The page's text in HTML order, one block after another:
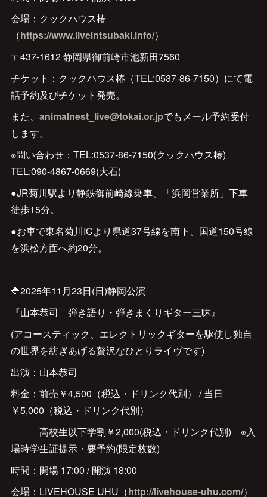
会場：クックハウス椿
（https://www.liveintsubaki.info/）
〒437-1612 静岡県御前崎市池新田7560
チケット：クックハウス椿（TEL:0537-86-7150）にて電
話予約及びチケット発売。
また、 animalnest_live@tokai.or.jpでもメール予約受付
します。
※問い合わせ：TEL:0537-86-7150(クックハウス椿)
TEL:090-4867-0669(大石)
●JR菊川駅より静鉄御前崎線乗車、「浜岡営業所」下車
徒歩15分。
●お車で東名菊川ICより県道37号線を南下、国道150号線
を浜松方面へ約20分。
🔷2025年11月23日(日)静岡公演
『山本恭司 弾き語り・弾きまくりギター三昧』
(アコースティック、エレクトリックギターを駆使し独自
の世界を紡ぎあげる贅沢なひとりライヴです)
出演：山本恭司
料金：前売￥4,500（税込・ドリンク代別） / 当日
￥5,000（税込・ドリンク代別）
高校生以下学割￥2,000(税込・ドリンク代別) ※入
場時学生証提示・要予約(限定枚数)
時間：開場 17:00 / 開演 18:00
会場：LIVEHOUSE UHU（http://livehouse-uhu.com/）